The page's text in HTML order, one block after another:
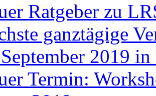
Ratgeber zu
ganztägige
2019
Termin: